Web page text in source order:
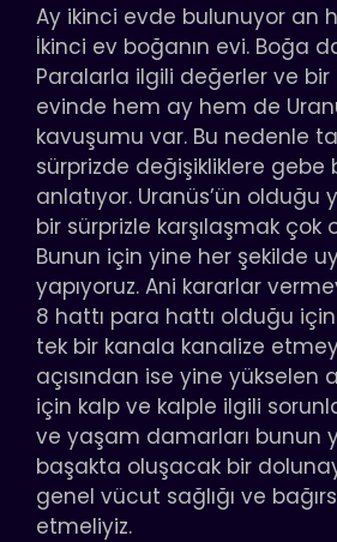
Ay ikinci evde bulunuyor an
İkinci ev boğanın evi. Boğa
Paralarla ilgili değerler ve
evinde hem ay hem de
kavuşumu var. Bu nedenle
sürprizde değişikliklere gebe
anlatıyor. Uranüs’ün olduğu
bir sürprizle karşılaşmak çok
Bunun için yine her şekilde
yapıyoruz. Ani kararlar
8 hattı para hattı olduğu için
tek bir kanala kanalize
açısından ise yine yükselen
için kalp ve kalple ilgili
ve yaşam damarları bunun
başakta oluşacak bir
genel vücut sağlığı ve
etmeliyiz.